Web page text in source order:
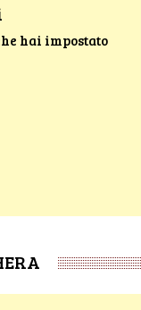
hai impostato